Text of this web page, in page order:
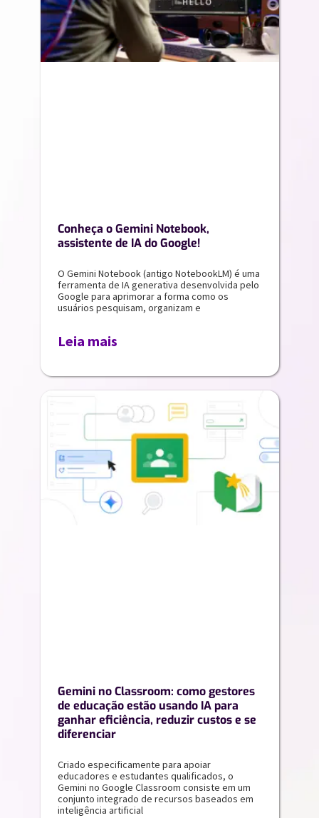
Conheça o Gemini Notebook,
assistente de IA do Google!
O Gemini Notebook (antigo NotebookLM) é uma
ferramenta de IA generativa desenvolvida pelo
Google para aprimorar a forma como os
usuários pesquisam, organizam e
Leia mais
Gemini no Classroom: como gestores
de educação estão usando IA para
ganhar eficiência, reduzir custos e se
diferenciar
Criado especificamente para apoiar
educadores e estudantes qualificados, o
Gemini no Google Classroom consiste em um
conjunto integrado de recursos baseados em
inteligência artificial